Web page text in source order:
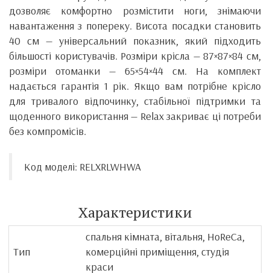
дозволяє комфортно розмістити ноги, знімаючи
навантаження з попереку. Висота посадки становить
40 см — універсальний показник, який підходить
більшості користувачів. Розміри крісла — 87×87×84 см,
розміри отоманки — 65×54×44 см. На комплект
надається гарантія 1 рік. Якщо вам потрібне крісло
для тривалого відпочинку, стабільної підтримки та
щоденного використання — Relax закриває ці потреби
без компромісів.
Код моделі: RELXRLWHWA
Характеристики
Тип
спальня кімната, вітальня, HoReCa,
комерційні приміщення, студія
краси